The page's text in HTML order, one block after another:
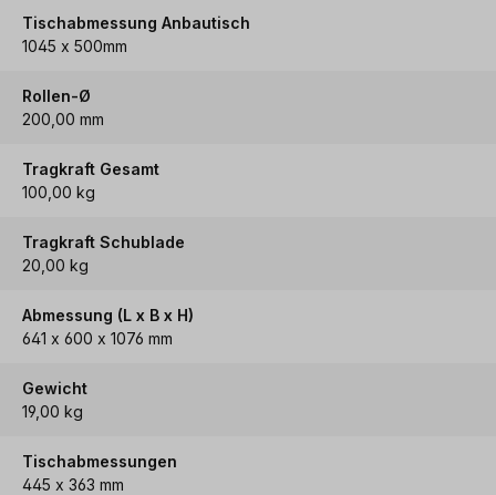
Tischabmessung Anbautisch
1045 x 500mm
Rollen-Ø
200,00 mm
Tragkraft Gesamt
100,00 kg
Tragkraft Schublade
20,00 kg
Abmessung (L x B x H)
641 x 600 x 1076 mm
Gewicht
19,00 kg
Tischabmessungen
445 x 363 mm